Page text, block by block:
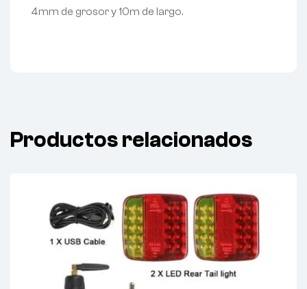
4mm de grosor y 10m de largo.
Productos relacionados